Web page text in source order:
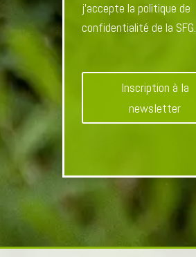
j'accepte la politique de
confidentialité de la SFG.
Inscription à la
newsletter